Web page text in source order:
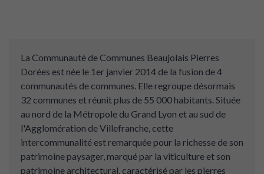
La Communauté de Communes Beaujolais Pierres
Dorées est née le 1er janvier 2014 de la fusion de 4
communautés de communes. Elle regroupe désormais
32 communes et réunit plus de 55 000 habitants. Située
au nord de la Métropole du Grand Lyon et au sud de
l'Agglomération de Villefranche, cette
intercommunalité est remarquée pour la richesse de son
patrimoine paysager, marqué par la viticulture et son
patrimoine architectural, caractérisé par les pierres